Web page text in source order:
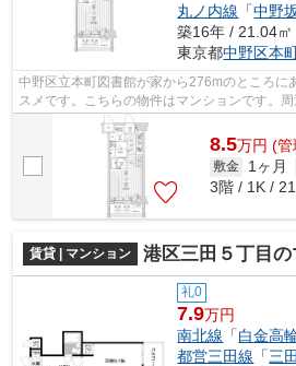
丸ノ内線 「中野
築16年 / 21.04㎡
東京都中野区本
中野区立本町図書館が家から276mのところに
スメです。こちらの物件はマンションです。
る駅があります。行動範囲が広がる2駅利...
8.5万円 (管
敷金 1ヶ月
3階 / 1K /
賃貸 | マンション 港区三田５丁目
礼0
7.9万円
南北線 「白金高
都営三田線 「三田